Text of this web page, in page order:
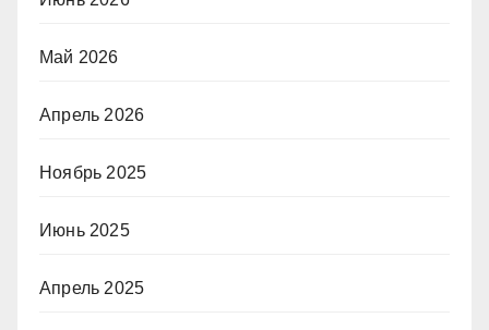
Май 2026
Апрель 2026
Ноябрь 2025
Июнь 2025
Апрель 2025